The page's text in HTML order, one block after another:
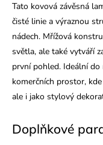
Tato kovová závěsná
čisté linie a výraznou
nádech. Mřížová
světla, ale také vytváří
první pohled. Ideální
komerčních prostor,
ale i jako stylový
Doplňkové